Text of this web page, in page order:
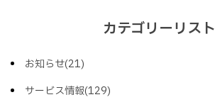
カテゴリーリスト
お知らせ(21)
サービス情報(129)